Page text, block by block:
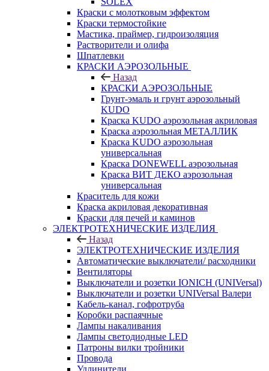
Краски с молотковым эффектом
Краски термостойкие
Мастика, праймер, гидроизоляция
Растворители и олифа
Шпатлевки
КРАСКИ АЭРОЗОЛЬНЫЕ
Назад
КРАСКИ АЭРОЗОЛЬНЫЕ
Грунт-эмаль и грунт аэрозольный
KUDO
Краска KUDO аэрозольная акриловая
Краска аэрозольная МЕТАЛЛИК
Краска KUDO аэрозольная
универсальная
Краска DONEWELL аэрозольная
Краска ВИТ ДЕКО аэрозольная
универсальная
Краситель для кожи
Краска акриловая декоративная
Краски для печей и каминов
ЭЛЕКТРОТЕХНИЧЕСКИЕ ИЗДЕЛИЯ
Назад
ЭЛЕКТРОТЕХНИЧЕСКИЕ ИЗДЕЛИЯ
Автоматические выключатели/ расходники
Вентиляторы
Выключатели и розетки IONICH (UNIVersal)
Выключатели и розетки UNIVersal Валери
Кабель-канал, гофротруба
Коробки распаячные
Лампы накаливания
Лампы светодиодные LED
Патроны вилки тройники
Провода
Удлинители